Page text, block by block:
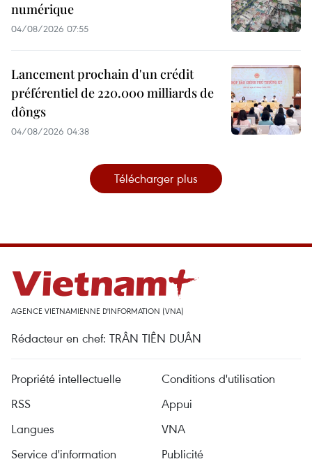
numérique
04/08/2026 07:55
Lancement prochain d'un crédit
préférentiel de 220.000 milliards de
dôngs
04/08/2026 04:38
Télécharger plus
AGENCE VIETNAMIENNE D'INFORMATION (VNA)
Rédacteur en chef: TRÂN TIÊN DUÂN
Propriété intellectuelle
Conditions d'utilisation
RSS
Appui
Langues
VNA
Service d'information
Publicité